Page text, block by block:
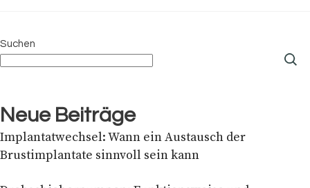
Suchen
Neue Beiträge
Implantatwechsel: Wann ein Austausch der
Brustimplantate sinnvoll sein kann